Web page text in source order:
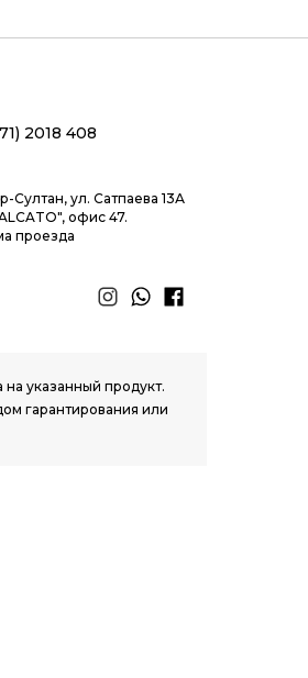
408
Султан, ул. Сатпаева 13А
офис 47.
проезда
указанный продукт.
гарантирования или